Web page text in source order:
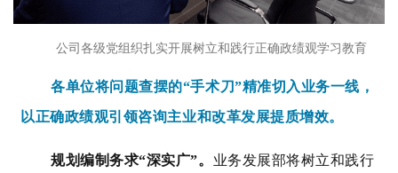
公司各级党组织扎实开展树立和践行正确政绩观学习教育
各单位将问题查摆的“手术刀”精准切入业务一线，
以正确政绩观引领咨询主业和改革发展提质增效。
规划编制务求“深实广”。 业务发展部将树立和践行